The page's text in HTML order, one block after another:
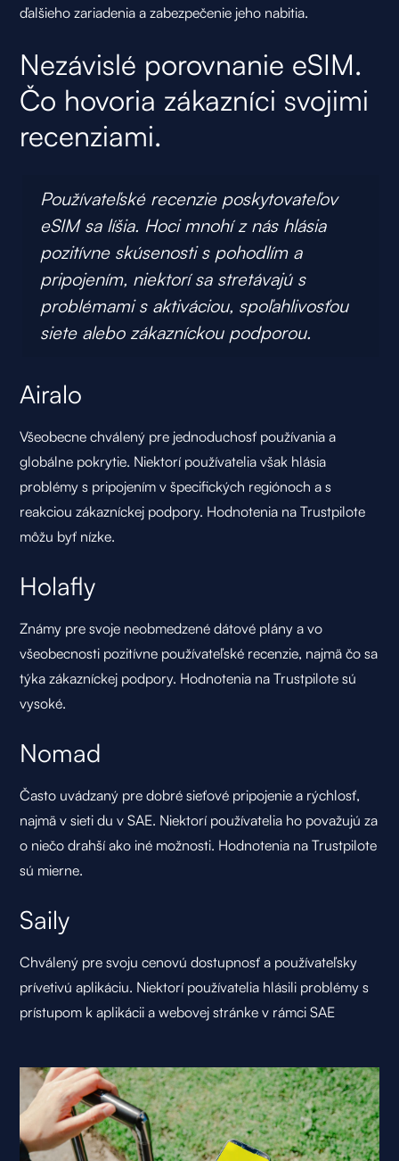
ďalšieho zariadenia a zabezpečenie jeho nabitia.
Nezávislé porovnanie eSIM.
Čo hovoria zákazníci svojimi
recenziami.
Používateľské recenzie poskytovateľov
eSIM sa líšia. Hoci mnohí z nás hlásia
pozitívne skúsenosti s pohodlím a
pripojením, niektorí sa stretávajú s
problémami s aktiváciou, spoľahlivosťou
siete alebo zákazníckou podporou.
Airalo
Všeobecne chválený pre jednoduchosť používania a
globálne pokrytie. Niektorí používatelia však hlásia
problémy s pripojením v špecifických regiónoch a s
reakciou zákazníckej podpory. Hodnotenia na Trustpilote
môžu byť nízke.
Holafly
Známy pre svoje neobmedzené dátové plány a vo
všeobecnosti pozitívne používateľské recenzie, najmä čo sa
týka zákazníckej podpory. Hodnotenia na Trustpilote sú
vysoké.
Nomad
Často uvádzaný pre dobré sieťové pripojenie a rýchlosť,
najmä v sieti du v SAE. Niektorí používatelia ho považujú za
o niečo drahší ako iné možnosti. Hodnotenia na Trustpilote
sú mierne.
Saily
Chválený pre svoju cenovú dostupnosť a používateľsky
prívetivú aplikáciu. Niektorí používatelia hlásili problémy s
prístupom k aplikácii a webovej stránke v rámci SAE